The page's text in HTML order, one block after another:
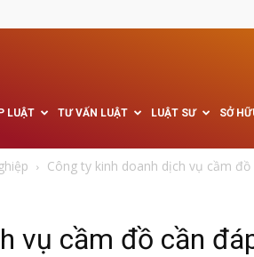
LUẬT TƯ VẤN LUẬT LUẬT SƯ SỞ
Công ty kinh doanh dịch vụ cầm đồ
vụ cầm đồ cần